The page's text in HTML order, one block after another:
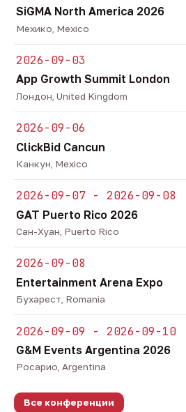
SiGMA North America 2026
Мехико, Mexico
2026-09-03
App Growth Summit London
Лондон, United Kingdom
2026-09-06
ClickBid Cancun
Канкун, Mexico
2026-09-07 - 2026-09-08
GAT Puerto Rico 2026
Сан-Хуан, Puerto Rico
2026-09-08
Entertainment Arena Expo
Бухарест, Romania
2026-09-09 - 2026-09-10
G&M Events Argentina 2026
Росарио, Argentina
Все конференции